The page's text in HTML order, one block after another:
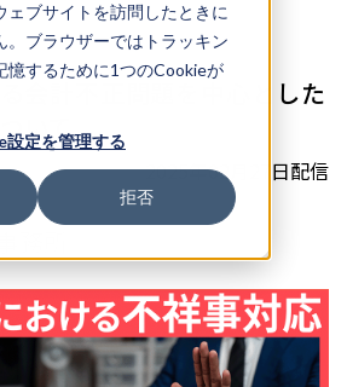
ェブサイトを訪問したときに
。ブラウザーではトラッキン
憶するために1つのCookieが
定を管理する
拒否
会計不正問題を中心とした
いて
2025年02月27日配信